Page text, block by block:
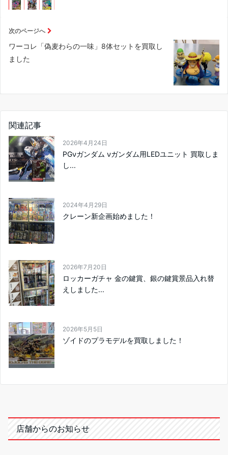
次のページへ
ワーコレ「偽麦わらの一味」8体セットを買取し
ました
関連記事
2026年4月24日
PGνガンダム νガンダム用LEDユニット 買取しま
し...
2024年4月29日
クレーン新企画始めました！
2026年7月20日
ロッカーガチャ 金の鍵賞、銀の鍵賞景品入れ替
えしました...
2026年5月5日
ゾイドのプラモデルを買取しました！
店舗からのお知らせ